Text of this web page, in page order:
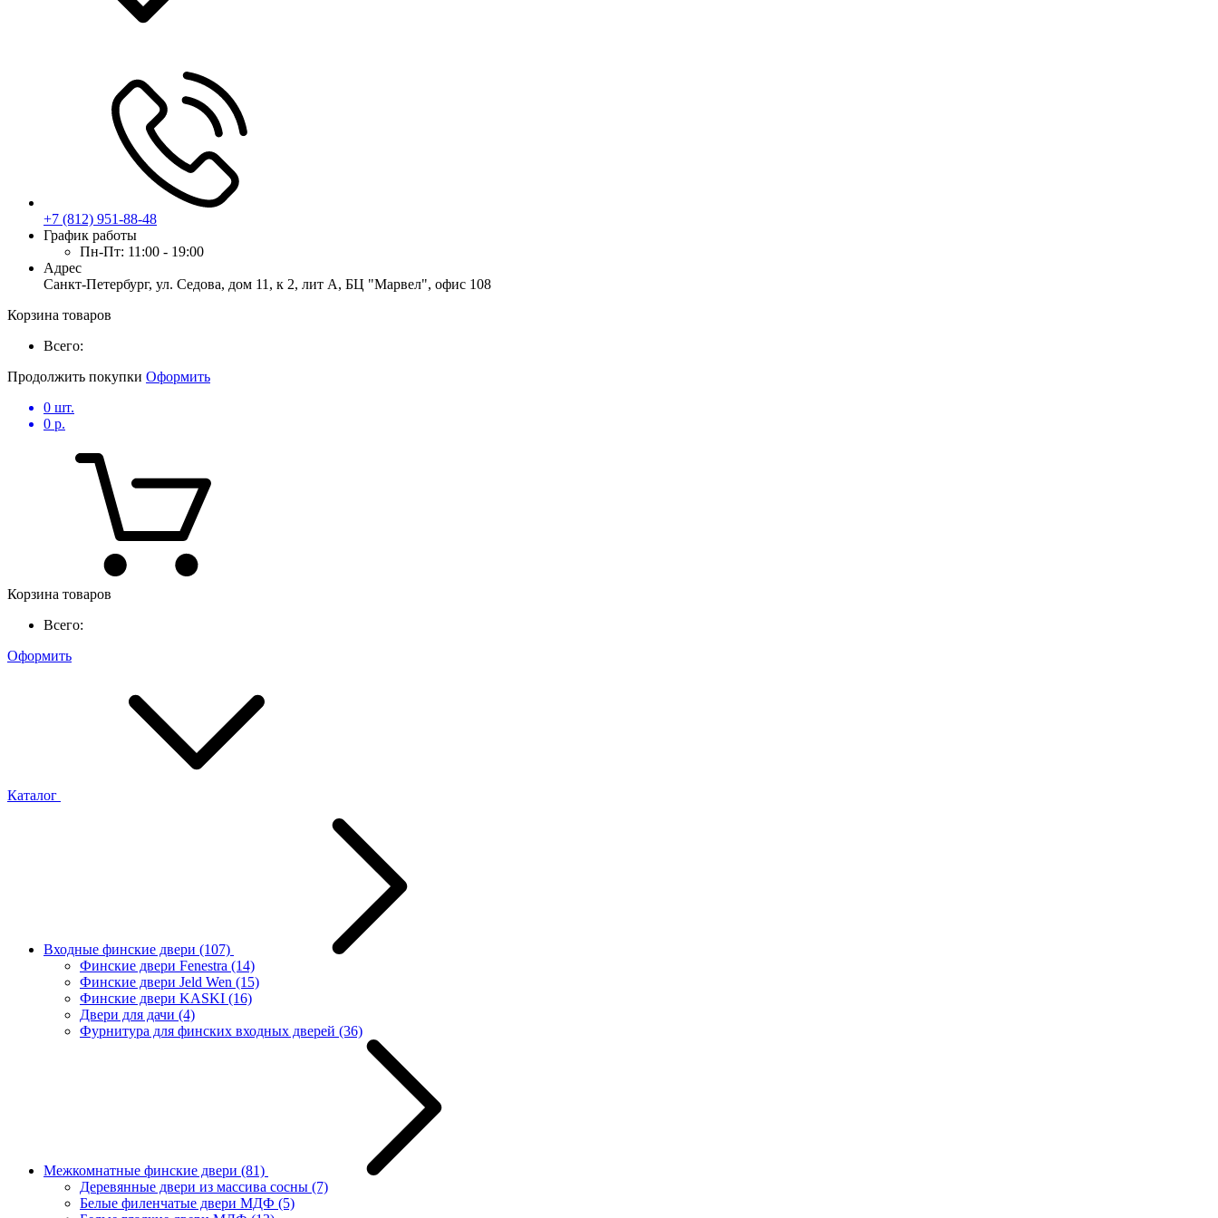
+7 (812) 951-88-48
График работы
Пн-Пт: 11:00 - 19:00
Адрес
Санкт-Петербург, ул. Седова, дом 11, к 2, лит А, БЦ "Марвел", офис 108
Корзина товаров
Всего:
Продолжить покупки Оформить
0 шт.
0 р.
Корзина товаров
Всего:
Оформить
Каталог
Входные финские двери (107)
Финские двери Fenestra (14)
Финские двери Jeld Wen (15)
Финские двери KASKI (16)
Двери для дачи (4)
Фурнитура для финских входных дверей (36)
Межкомнатные финские двери (81)
Деревянные двери из массива сосны (7)
Белые филенчатые двери МДФ (5)